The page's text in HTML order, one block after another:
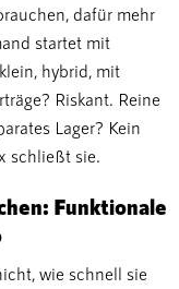
dafür mehr
startet mit
hybrid, mit
Riskant. Reine
Lager? Kein
schließt sie.
Funktionale
wie schnell sie